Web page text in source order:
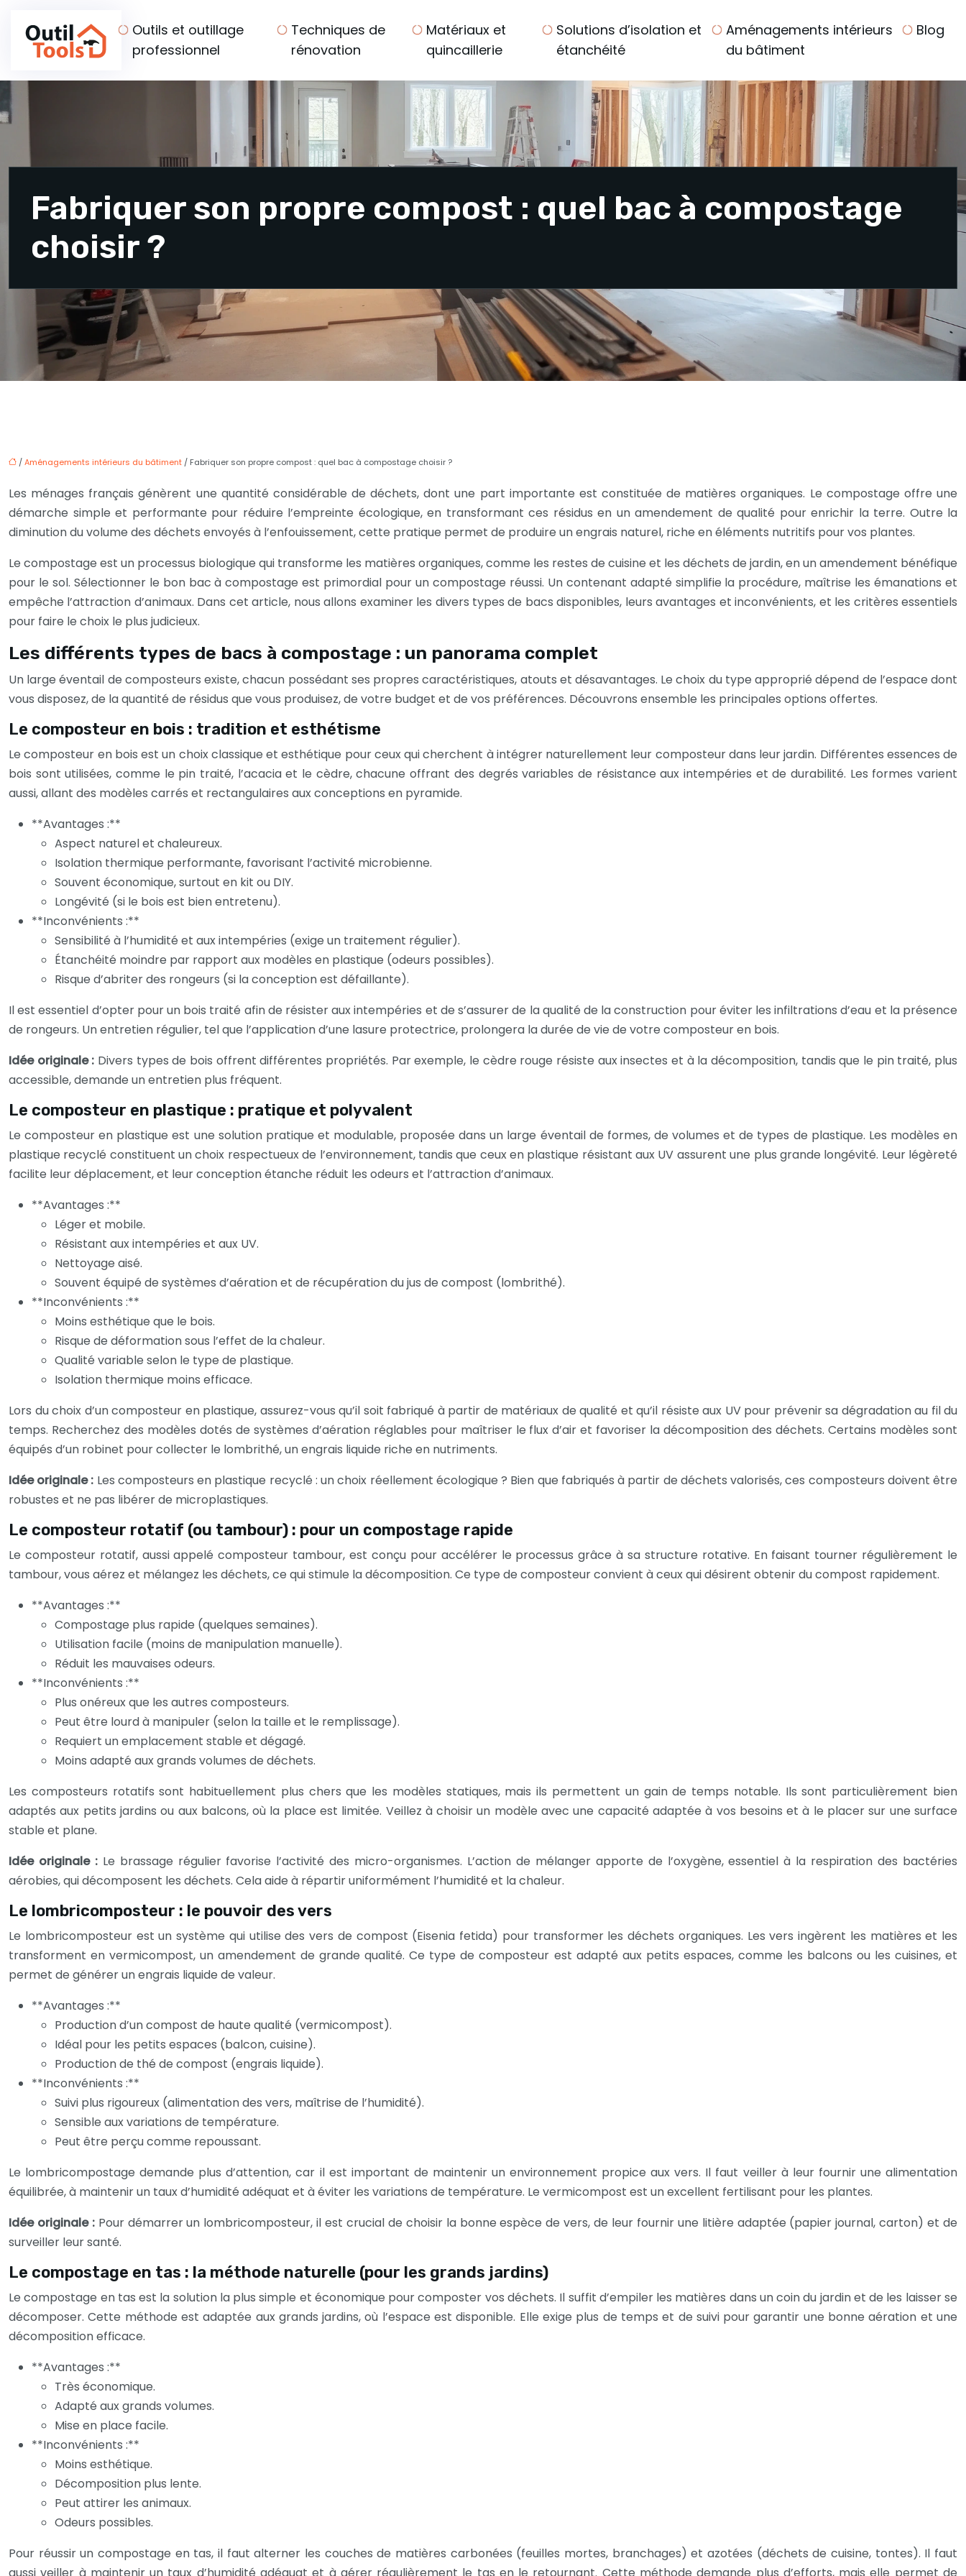
Outils et outillage
professionnel
Techniques de
rénovation
Matériaux et
quincaillerie
Solutions d’isolation et
étanchéité
Aménagements intérieurs
du bâtiment
Blog
Fabriquer son propre compost : quel bac à compostage
choisir ?
/Aménagements intérieurs du bâtiment / Fabriquer son propre compost : quel bac à compostage choisir ?
Les ménages français génèrent une quantité considérable de déchets, dont une part importante est constituée de matières organiques. Le compostage offre une
démarche simple et performante pour réduire l’empreinte écologique, en transformant ces résidus en un amendement de qualité pour enrichir la terre. Outre la
diminution du volume des déchets envoyés à l’enfouissement, cette pratique permet de produire un engrais naturel, riche en éléments nutritifs pour vos plantes.
Le compostage est un processus biologique qui transforme les matières organiques, comme les restes de cuisine et les déchets de jardin, en un amendement bénéfique
pour le sol. Sélectionner le bon bac à compostage est primordial pour un compostage réussi. Un contenant adapté simplifie la procédure, maîtrise les émanations et
empêche l’attraction d’animaux. Dans cet article, nous allons examiner les divers types de bacs disponibles, leurs avantages et inconvénients, et les critères essentiels
pour faire le choix le plus judicieux.
Les différents types de bacs à compostage : un panorama complet
Un large éventail de composteurs existe, chacun possédant ses propres caractéristiques, atouts et désavantages. Le choix du type approprié dépend de l’espace dont
vous disposez, de la quantité de résidus que vous produisez, de votre budget et de vos préférences. Découvrons ensemble les principales options offertes.
Le composteur en bois : tradition et esthétisme
Le composteur en bois est un choix classique et esthétique pour ceux qui cherchent à intégrer naturellement leur composteur dans leur jardin. Différentes essences de
bois sont utilisées, comme le pin traité, l’acacia et le cèdre, chacune offrant des degrés variables de résistance aux intempéries et de durabilité. Les formes varient
aussi, allant des modèles carrés et rectangulaires aux conceptions en pyramide.
**Avantages :**
Aspect naturel et chaleureux.
Isolation thermique performante, favorisant l’activité microbienne.
Souvent économique, surtout en kit ou DIY.
Longévité (si le bois est bien entretenu).
**Inconvénients :**
Sensibilité à l’humidité et aux intempéries (exige un traitement régulier).
Étanchéité moindre par rapport aux modèles en plastique (odeurs possibles).
Risque d’abriter des rongeurs (si la conception est défaillante).
Il est essentiel d’opter pour un bois traité afin de résister aux intempéries et de s’assurer de la qualité de la construction pour éviter les infiltrations d’eau et la présence
de rongeurs. Un entretien régulier, tel que l’application d’une lasure protectrice, prolongera la durée de vie de votre composteur en bois.
Idée originale : Divers types de bois offrent différentes propriétés. Par exemple, le cèdre rouge résiste aux insectes et à la décomposition, tandis que le pin traité, plus
accessible, demande un entretien plus fréquent.
Le composteur en plastique : pratique et polyvalent
Le composteur en plastique est une solution pratique et modulable, proposée dans un large éventail de formes, de volumes et de types de plastique. Les modèles en
plastique recyclé constituent un choix respectueux de l’environnement, tandis que ceux en plastique résistant aux UV assurent une plus grande longévité. Leur légèreté
facilite leur déplacement, et leur conception étanche réduit les odeurs et l’attraction d’animaux.
**Avantages :**
Léger et mobile.
Résistant aux intempéries et aux UV.
Nettoyage aisé.
Souvent équipé de systèmes d’aération et de récupération du jus de compost (lombrithé).
**Inconvénients :**
Moins esthétique que le bois.
Risque de déformation sous l’effet de la chaleur.
Qualité variable selon le type de plastique.
Isolation thermique moins efficace.
Lors du choix d’un composteur en plastique, assurez-vous qu’il soit fabriqué à partir de matériaux de qualité et qu’il résiste aux UV pour prévenir sa dégradation au fil du
temps. Recherchez des modèles dotés de systèmes d’aération réglables pour maîtriser le flux d’air et favoriser la décomposition des déchets. Certains modèles sont
équipés d’un robinet pour collecter le lombrithé, un engrais liquide riche en nutriments.
Idée originale : Les composteurs en plastique recyclé : un choix réellement écologique ? Bien que fabriqués à partir de déchets valorisés, ces composteurs doivent être
robustes et ne pas libérer de microplastiques.
Le composteur rotatif (ou tambour) : pour un compostage rapide
Le composteur rotatif, aussi appelé composteur tambour, est conçu pour accélérer le processus grâce à sa structure rotative. En faisant tourner régulièrement le
tambour, vous aérez et mélangez les déchets, ce qui stimule la décomposition. Ce type de composteur convient à ceux qui désirent obtenir du compost rapidement.
**Avantages :**
Compostage plus rapide (quelques semaines).
Utilisation facile (moins de manipulation manuelle).
Réduit les mauvaises odeurs.
**Inconvénients :**
Plus onéreux que les autres composteurs.
Peut être lourd à manipuler (selon la taille et le remplissage).
Requiert un emplacement stable et dégagé.
Moins adapté aux grands volumes de déchets.
Les composteurs rotatifs sont habituellement plus chers que les modèles statiques, mais ils permettent un gain de temps notable. Ils sont particulièrement bien
adaptés aux petits jardins ou aux balcons, où la place est limitée. Veillez à choisir un modèle avec une capacité adaptée à vos besoins et à le placer sur une surface
stable et plane.
Idée originale : Le brassage régulier favorise l’activité des micro-organismes. L’action de mélanger apporte de l’oxygène, essentiel à la respiration des bactéries
aérobies, qui décomposent les déchets. Cela aide à répartir uniformément l’humidité et la chaleur.
Le lombricomposteur : le pouvoir des vers
Le lombricomposteur est un système qui utilise des vers de compost (Eisenia fetida) pour transformer les déchets organiques. Les vers ingèrent les matières et les
transforment en vermicompost, un amendement de grande qualité. Ce type de composteur est adapté aux petits espaces, comme les balcons ou les cuisines, et
permet de générer un engrais liquide de valeur.
**Avantages :**
Production d’un compost de haute qualité (vermicompost).
Idéal pour les petits espaces (balcon, cuisine).
Production de thé de compost (engrais liquide).
**Inconvénients :**
Suivi plus rigoureux (alimentation des vers, maîtrise de l’humidité).
Sensible aux variations de température.
Peut être perçu comme repoussant.
Le lombricompostage demande plus d’attention, car il est important de maintenir un environnement propice aux vers. Il faut veiller à leur fournir une alimentation
équilibrée, à maintenir un taux d’humidité adéquat et à éviter les variations de température. Le vermicompost est un excellent fertilisant pour les plantes.
Idée originale : Pour démarrer un lombricomposteur, il est crucial de choisir la bonne espèce de vers, de leur fournir une litière adaptée (papier journal, carton) et de
surveiller leur santé.
Le compostage en tas : la méthode naturelle (pour les grands jardins)
Le compostage en tas est la solution la plus simple et économique pour composter vos déchets. Il suffit d’empiler les matières dans un coin du jardin et de les laisser se
décomposer. Cette méthode est adaptée aux grands jardins, où l’espace est disponible. Elle exige plus de temps et de suivi pour garantir une bonne aération et une
décomposition efficace.
**Avantages :**
Très économique.
Adapté aux grands volumes.
Mise en place facile.
**Inconvénients :**
Moins esthétique.
Décomposition plus lente.
Peut attirer les animaux.
Odeurs possibles.
Pour réussir un compostage en tas, il faut alterner les couches de matières carbonées (feuilles mortes, branchages) et azotées (déchets de cuisine, tontes). Il faut